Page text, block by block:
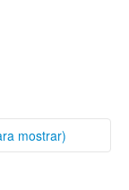
mostrar)